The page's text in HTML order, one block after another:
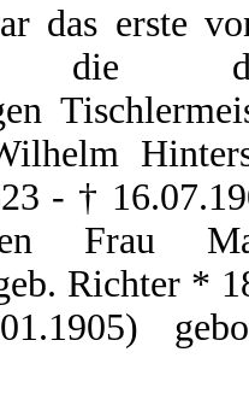
das erste
die
- †
Frau
Richter *